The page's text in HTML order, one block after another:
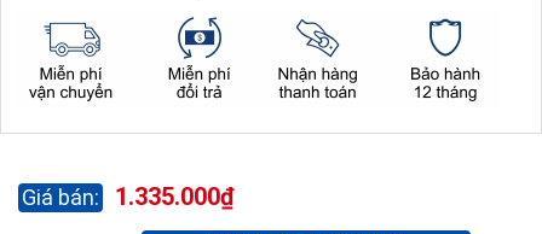
1.335.000₫